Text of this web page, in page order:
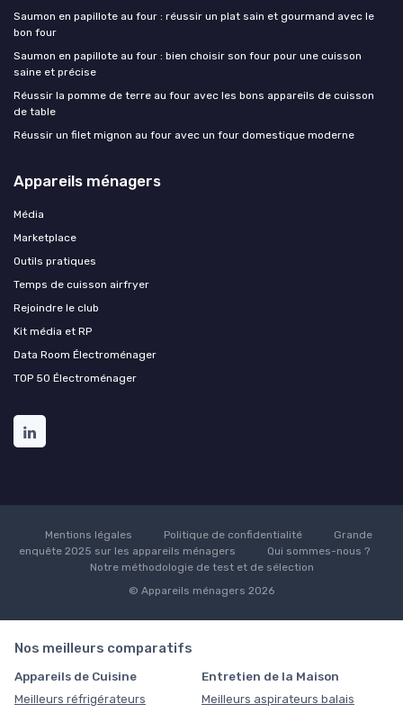
Saumon en papillote au four : réussir un plat sain et gourmand avec le
bon four
Saumon en papillote au four : bien choisir son four pour une cuisson
saine et précise
Réussir la pomme de terre au four avec les bons appareils de cuisson
de table
Réussir un filet mignon au four avec un four domestique moderne
Appareils ménagers
Média
Marketplace
Outils pratiques
Temps de cuisson airfryer
Rejoindre le club
Kit média et RP
Data Room Électroménager
TOP 50 Électroménager
Mentions légales Politique de confidentialité
Grande
enquête 2025 sur les appareils ménagers
Qui sommes-nous ?
Notre méthodologie de test et de sélection
© Appareils ménagers 2026
Nos meilleurs comparatifs
Appareils de Cuisine
Meilleurs réfrigérateurs
Entretien de la Maison
Meilleurs aspirateurs balais